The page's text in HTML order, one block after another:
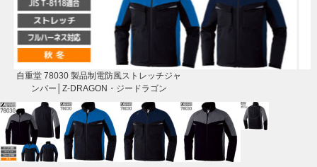
自重堂 78030 製品制電防風ストレッチジャ
ンパー│Z-DRAGON・ジードラゴン